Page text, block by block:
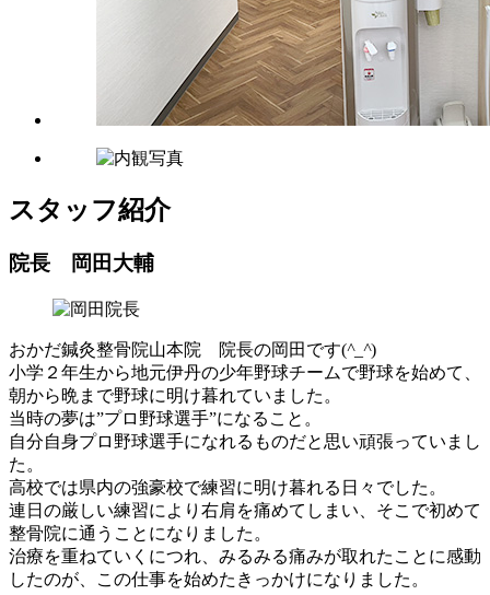
スタッフ紹介
院長 岡田大輔
おかだ鍼灸整骨院山本院 院長の岡田です(^_^)
小学２年生から地元伊丹の少年野球チームで野球を始めて、
朝から晩まで野球に明け暮れていました。
当時の夢は”プロ野球選手”になること。
自分自身プロ野球選手になれるものだと思い頑張っていまし
た。
高校では県内の強豪校で練習に明け暮れる日々でした。
連日の厳しい練習により右肩を痛めてしまい、そこで初めて
整骨院に通うことになりました。
治療を重ねていくにつれ、みるみる痛みが取れたことに感動
したのが、この仕事を始めたきっかけになりました。